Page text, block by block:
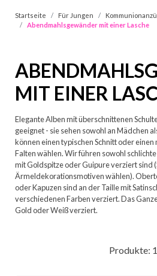
Startseite Für Jungen
Abendmahlsgewänder mit einer Lasche
MIT EINER
Elegante Alben mit überschnittenen
geeignet - sie sehen sowohl an Mädchen
können einen typischen Schnitt oder
Falten wählen. Wir führen sowohl
mit Goldspitze oder Guipure verziert sind
Ärmeldekorationsmotiven wählen).
oder Kapuzen sind an der Taille mit
verschiedenen Farben verziert. Das
Gold oder Weiß verziert.
Produkte: